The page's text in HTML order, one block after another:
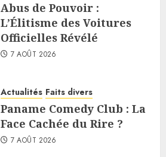
Abus de Pouvoir :
L’Élitisme des Voitures
Officielles Révélé
7 AOÛT 2026
Actualités Faits divers
Paname Comedy Club : La
Face Cachée du Rire ?
7 AOÛT 2026